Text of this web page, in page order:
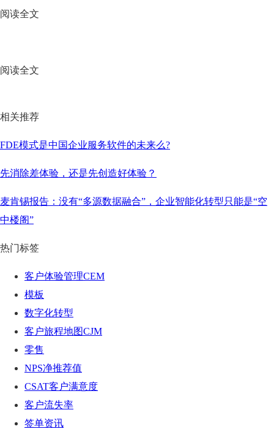
阅读全文
阅读全文
相关推荐
FDE模式是中国企业服务软件的未来么?
先消除差体验，还是先创造好体验？
麦肯锡报告：没有“多源数据融合”，企业智能化转型只能是“空
中楼阁”
热门标签
客户体验管理CEM
模板
数字化转型
客户旅程地图CJM
零售
NPS净推荐值
CSAT客户满意度
客户流失率
签单资讯